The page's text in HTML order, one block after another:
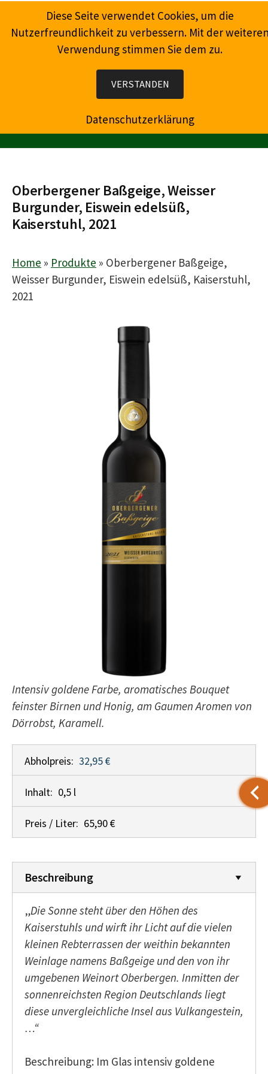
Inhalt
Wein, Champagner, Prosecco, Feinkost, Präsente
Oberbergener Baßgeige, Weisser
Burgunder, Eiswein edelsüß,
Kaiserstuhl, 2021
Home » Produkte » Oberbergener Baßgeige,
Weisser Burgunder, Eiswein edelsüß, Kaiserstuhl,
2021
Intensiv goldene Farbe, aromatisches Bouquet
feinster Birnen und Honig, am Gaumen Aromen von
Dörrobst, Karamell.
Abholpreis: 32,95 €
Inhalt: 0,5 l
Preis / Liter: 65,90 €
Beschreibung
„Die Sonne steht über den Höhen des
Kaiserstuhls und wirft ihr Licht auf die vielen
kleinen Rebterrassen der weithin bekannten
Weinlage namens Baßgeige und den von ihr
umgebenen Weinort Oberbergen. Inmitten der
sonnenreichsten Region Deutschlands liegt
diese unvergleichliche Insel aus Vulkangestein,
…“
Beschreibung: Im Glas intensiv goldene
Diese Seite verwendet Cookies, um die
Nutzerfreundlichkeit zu verbessern. Mit der
Verwendung stimmen Sie dem zu.
VERSTANDEN
Datenschutzerklärung